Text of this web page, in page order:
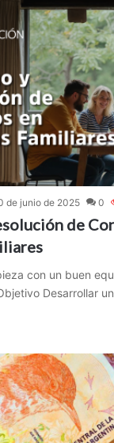
de junio de 2025 0
de
con un buen
Desarrollar